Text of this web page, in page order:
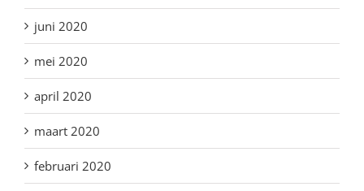
juni 2020
mei 2020
april 2020
maart 2020
februari 2020